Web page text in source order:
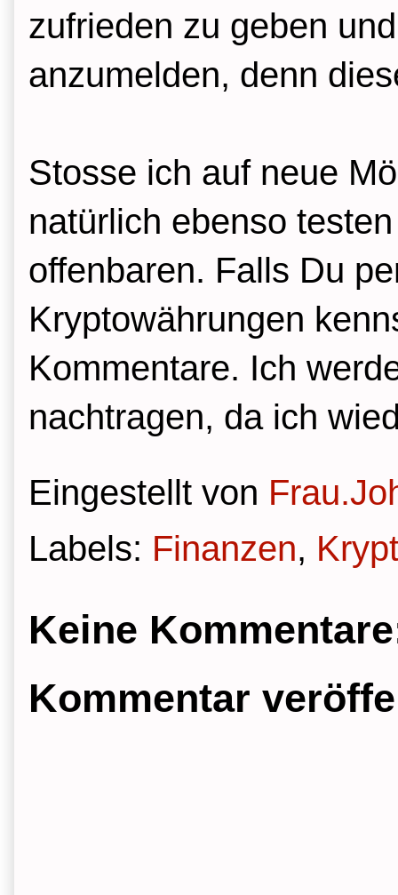
zufrieden zu geben
anzumelden, denn
Stosse ich auf neue
natürlich ebenso
offenbaren. Falls Du
Kryptowährungen
Kommentare. Ich
nachtragen, da ich
Eingestellt von
Labels: Finanzen,
Keine
Kommentar